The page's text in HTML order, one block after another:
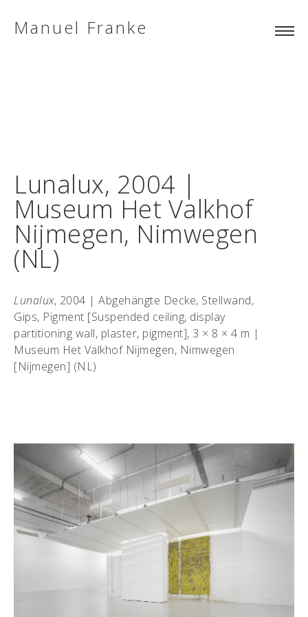
Manuel Franke
Lunalux, 2004 |
Museum Het Valkhof
Nijmegen, Nimwegen
(NL)
Lunalux, 2004 | Abgehängte Decke, Stellwand,
Gips, Pigment [Suspended ceiling, display
partitioning wall, plaster, pigment], 3 × 8 × 4 m |
Museum Het Valkhof Nijmegen, Nimwegen
[Nijmegen] (NL)